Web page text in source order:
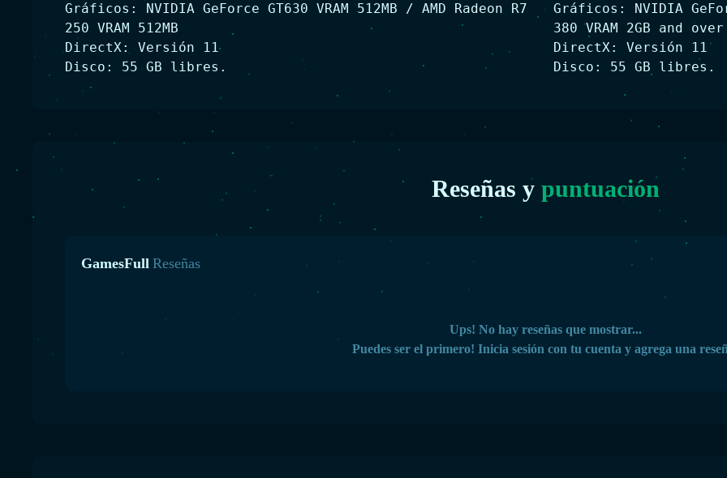
Gráficos: NVIDIA GeForce GT630 VRAM 512MB / AMD Radeon R7
250 VRAM 512MB
DirectX: Versión 11
Disco: 55 GB libres.
Gráficos: NVIDIA
380 VRAM 2GB and over
DirectX: Versión 11
Disco: 55 GB libres.
Reseñas y puntuación
GamesFull Reseñas
Ups! No hay reseñas que mostrar...
Puedes ser el primero! Inicia sesión con tu cuenta y agrega una